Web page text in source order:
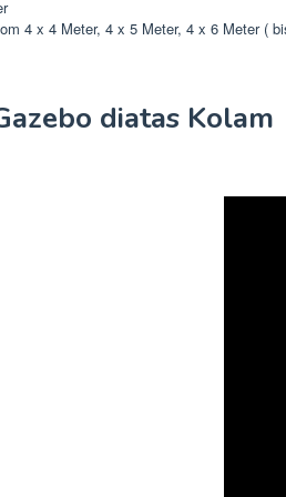
4 x 4 Meter, 4 x 5 Meter, 4 x 6 Meter (
diatas Kolam